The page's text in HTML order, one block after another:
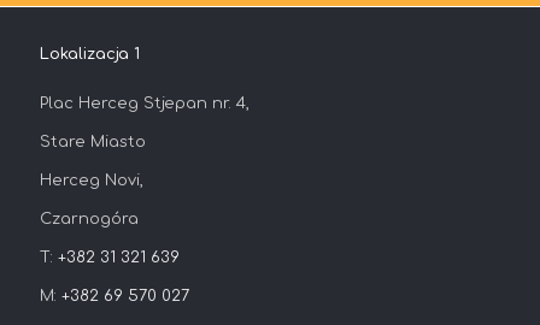
Lokalizacja 1
Plac Herceg Stjepan nr. 4,
Stare Miasto
Herceg Novi,
Czarnogóra
T: +382 31 321 639
M: +382 69 570 027